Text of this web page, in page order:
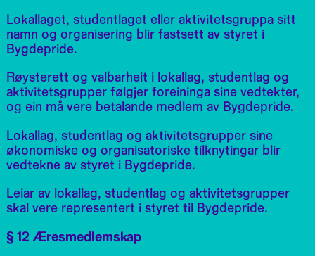
Lokallaget, studentlaget eller aktivitetsgruppa sitt
namn og organisering blir fastsett av styret i
Bygdepride.
Røysterett og valbarheit i lokallag, studentlag og
aktivitetsgrupper følgjer foreininga sine vedtekter,
og ein må vere betalande medlem av Bygdepride.
Lokallag, studentlag og aktivitetsgrupper sine
økonomiske og organisatoriske tilknytingar blir
vedtekne av styret i Bygdepride.
Leiar av lokallag, studentlag og aktivitetsgrupper
skal vere representert i styret til Bygdepride.
§ 12 Æresmedlemskap